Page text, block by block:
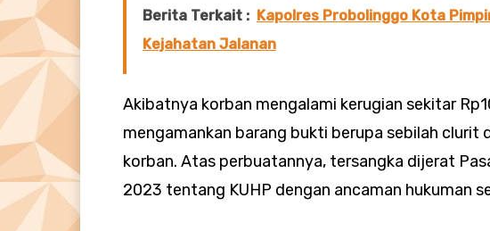
Berita Terkait : Kapolres Probolinggo Kota
Kejahatan Jalanan
Akibatnya korban mengalami kerugian sekitar
mengamankan barang bukti berupa sebilah clurit
korban. Atas perbuatannya, tersangka dijerat
2023 tentang KUHP dengan ancaman hukuman